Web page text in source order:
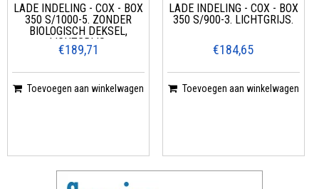
LADE INDELING - COX - BOX
350 S/1000-5. ZONDER
BIOLOGISCH DEKSEL,
LICHTGRIJS.
€189,71
Toevoegen aan winkelwagen
LADE INDELING - COX - BOX
350 S/900-3. LICHTGRIJS.
€184,65
Toevoegen aan winkelwagen